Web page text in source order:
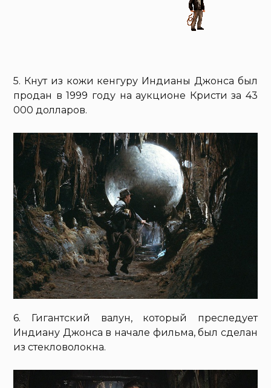
5. Кнут из кожи кенгуру Индианы Джонса был
продан в 1999 году на аукционе Кристи за 43
000 долларов.
6. Гигантский валун, который преследует
Индиану Джонса в начале фильма, был сделан
из стекловолокна.